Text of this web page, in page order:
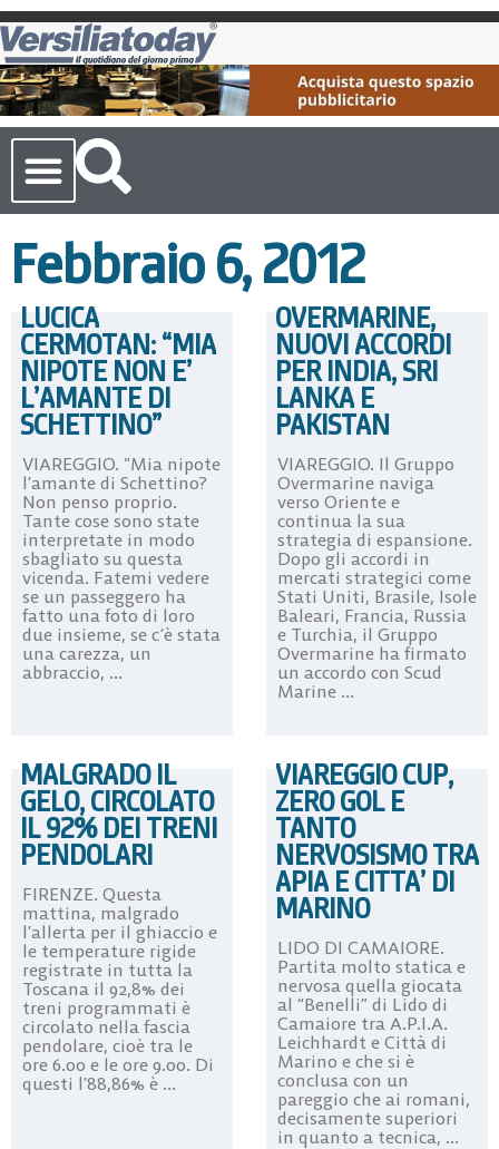
Febbraio 6, 2012
LUCICA
CERMOTAN: “MIA
NIPOTE NON E’
L’AMANTE DI
SCHETTINO”
VIAREGGIO. “Mia nipote
l’amante di Schettino?
Non penso proprio.
Tante cose sono state
interpretate in modo
sbagliato su questa
vicenda. Fatemi vedere
se un passeggero ha
fatto una foto di loro
due insieme, se c’è stata
una carezza, un
abbraccio, ...
OVERMARINE,
NUOVI ACCORDI
PER INDIA, SRI
LANKA E
PAKISTAN
VIAREGGIO. Il Gruppo
Overmarine naviga
verso Oriente e
continua la sua
strategia di espansione.
Dopo gli accordi in
mercati strategici come
Stati Uniti, Brasile, Isole
Baleari, Francia, Russia
e Turchia, il Gruppo
Overmarine ha firmato
un accordo con Scud
Marine ...
MALGRADO IL
GELO, CIRCOLATO
IL 92% DEI TRENI
PENDOLARI
FIRENZE. Questa
mattina, malgrado
l’allerta per il ghiaccio e
le temperature rigide
registrate in tutta la
Toscana il 92,8% dei
treni programmati è
circolato nella fascia
pendolare, cioè tra le
ore 6.00 e le ore 9.00. Di
questi l’88,86% è ...
VIAREGGIO CUP,
ZERO GOL E
TANTO
NERVOSISMO TRA
APIA E CITTA’ DI
MARINO
LIDO DI CAMAIORE.
Partita molto statica e
nervosa quella giocata
al “Benelli” di Lido di
Camaiore tra A.P.I.A.
Leichhardt e Città di
Marino e che si è
conclusa con un
pareggio che ai romani,
decisamente superiori
in quanto a tecnica, ...